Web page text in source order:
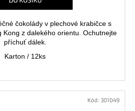
čokolády v plechové krabičce s
z dalekého orientu. Ochutnejte
příchuť dálek.
Karton / 12ks
Kód: 301049